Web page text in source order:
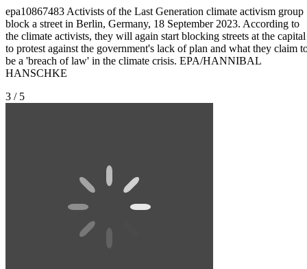
epa10867483 Activists of the Last Generation climate activism group
block a street in Berlin, Germany, 18 September 2023. According to
the climate activists, they will again start blocking streets at the capital
to protest against the government's lack of plan and what they claim
be a 'breach of law' in the climate crisis. EPA/HANNIBAL
HANSCHKE
3 / 5